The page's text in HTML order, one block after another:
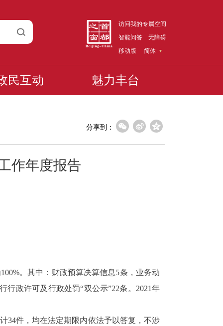
访问我的专属空间
智能问答
无障碍
移动版
简体
民互动 魅力丰台
分享到：
作年度报告
。其中：财政预算决算信息5条，业务动
行政许可及行政处罚“双公示”22条。2021年
34件，均在法定期限内依法予以答复，不涉